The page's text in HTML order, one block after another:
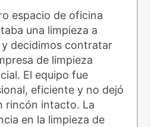
espacio de oficina
una limpieza a
decidimos contratar
de limpieza
El equipo fue
eficiente y no dejó
rincón intacto. La
en la limpieza de